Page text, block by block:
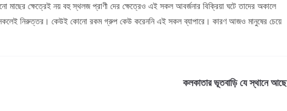
মাছের ক্ষেত্রেই নয় বহু স্থলজ প্রাণী দের ক্ষেত্রেও এই সকল আবর্জনার বিক্রিয়া ঘটে তাদের অকালে
সকলেই নিরুত্তর। কেউই কোনো রকম গ্রুপ কেউ করেননি এই সকল ব্যাপারে। কারণ আজও মানুষের চেয়ে
কলকাতার ভূতবাড়ি যে স্থানে আছে